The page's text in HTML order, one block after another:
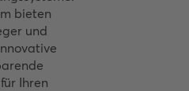
bieten
und
Ihren